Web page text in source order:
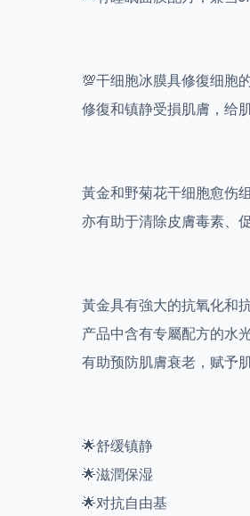
💯干细胞冰膜具修復细胞
修復和镇静受損肌膚，给
黃金和野菊花干细胞愈伤
亦有助于清除皮膚毒素、
黃金具有強大的抗氧化和
产品中含有专屬配方的水
有助预防肌膚衰老，赋予
🌟舒缓镇静
🌟滋潤保湿
🌟对抗自由基